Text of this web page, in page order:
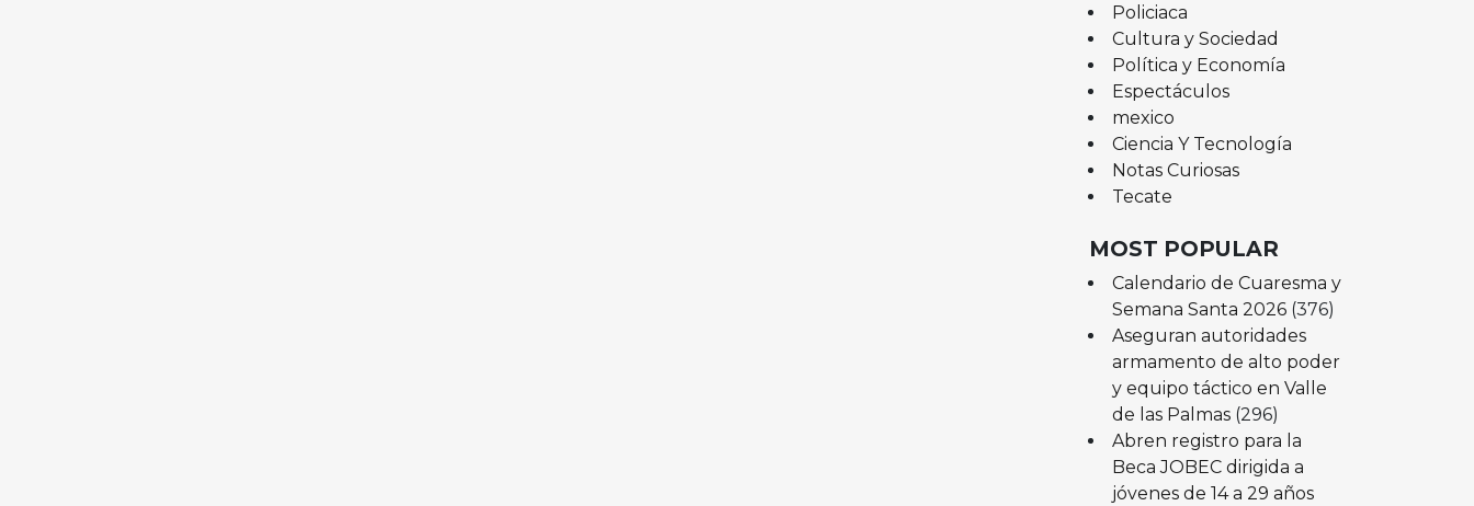
Policiaca
Cultura y Sociedad
Política y Economía
Espectáculos
mexico
Ciencia Y Tecnología
Notas Curiosas
Tecate
MOST POPULAR
Calendario de Cuaresma y
Semana Santa 2026 (376)
Aseguran autoridades
armamento de alto poder
y equipo táctico en Valle
de las Palmas (296)
Abren registro para la
Beca JOBEC dirigida a
jóvenes de 14 a 29 años